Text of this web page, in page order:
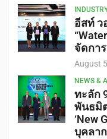
อีสท์ ว
จัดกา
August
NEWS &
ทะลัก
พันธมิ
‘New
บุคลา